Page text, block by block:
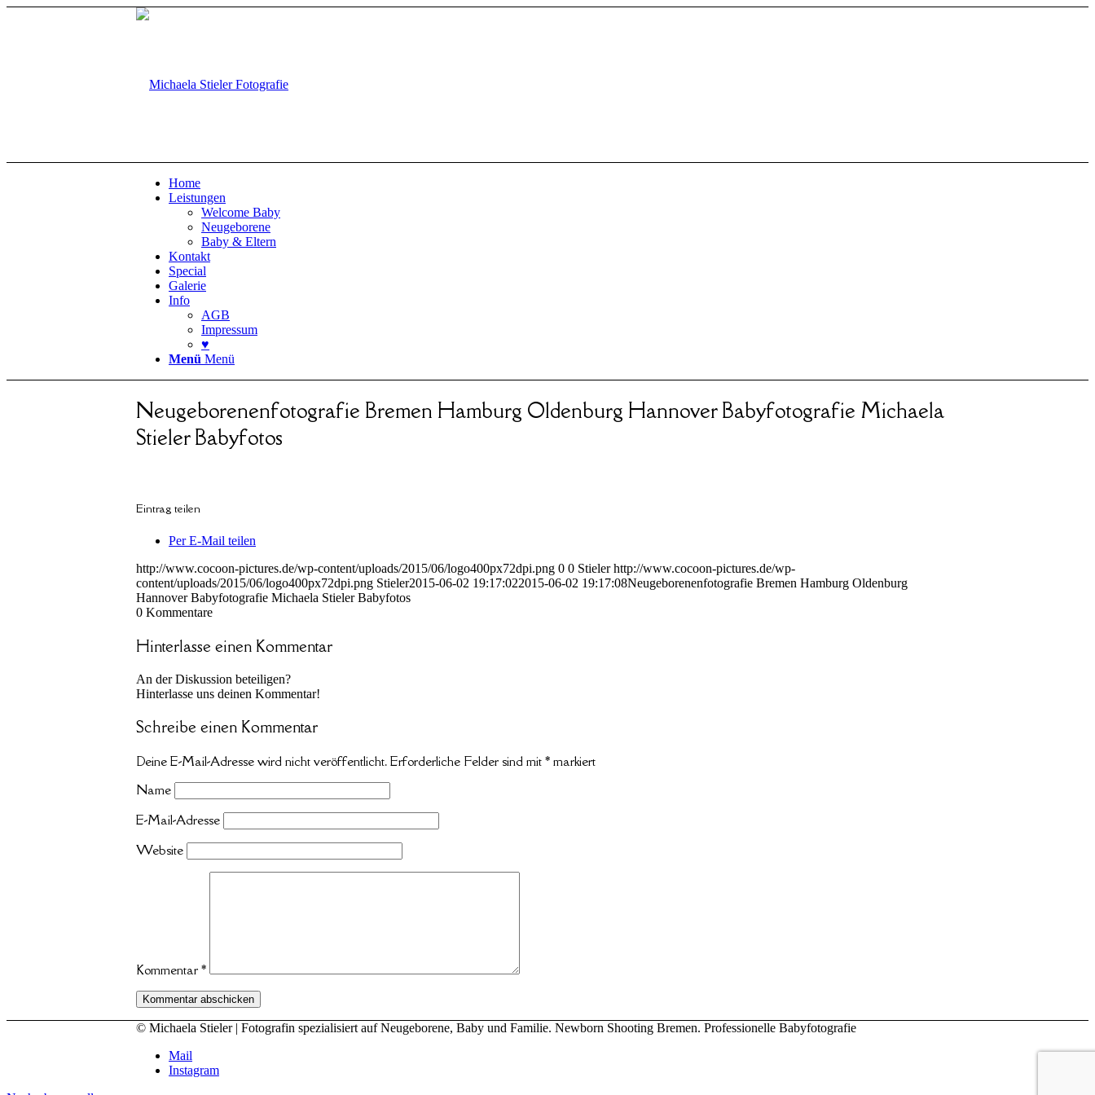
Home
Leistungen
Welcome Baby
Neugeborene
Baby & Eltern
Kontakt
Special
Galerie
Info
AGB
Impressum
♥
Menü Menü
Neugeborenenfotografie Bremen Hamburg Oldenburg Hannover Babyfotografie Michaela
Stieler Babyfotos
Eintrag teilen
Per E-Mail teilen
http://www.cocoon-pictures.de/wp-content/uploads/2015/06/logo400px72dpi.png 0 0 Stieler http://www.cocoon-pictures.de/wp-
content/uploads/2015/06/logo400px72dpi.png Stieler2015-06-02 19:17:022015-06-02 19:17:08Neugeborenenfotografie Bremen Hamburg Oldenburg
Hannover Babyfotografie Michaela Stieler Babyfotos
0 Kommentare
Hinterlasse einen Kommentar
An der Diskussion beteiligen?
Hinterlasse uns deinen Kommentar!
Schreibe einen Kommentar
Deine E-Mail-Adresse wird nicht veröffentlicht. Erforderliche Felder sind mit * markiert
Name
E-Mail-Adresse
Website
Kommentar *
© Michaela Stieler | Fotografin spezialisiert auf Neugeborene, Baby und Familie. Newborn Shooting Bremen. Professionelle Babyfotografie
Mail
Instagram